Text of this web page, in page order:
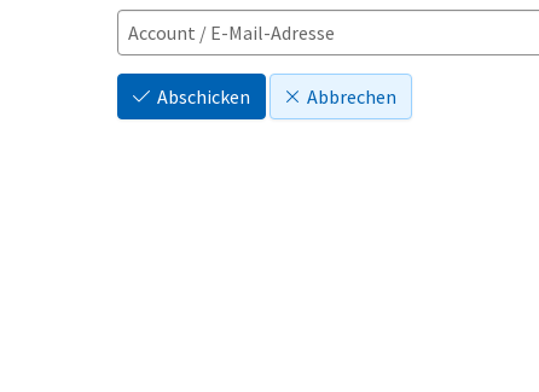
Abschicken Abbrechen